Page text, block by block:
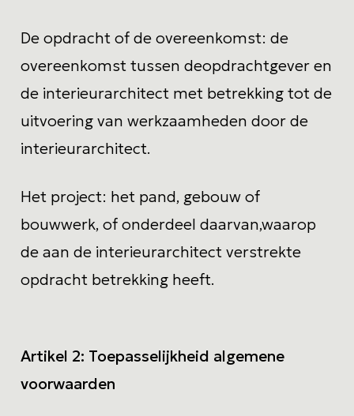
De opdracht of de overeenkomst: de
overeenkomst tussen deopdrachtgever en
de interieurarchitect met betrekking tot de
uitvoering van werkzaamheden door de
interieurarchitect.
Het project: het pand, gebouw of
bouwwerk, of onderdeel daarvan,waarop
de aan de interieurarchitect verstrekte
opdracht betrekking heeft.
Artikel 2: Toepasselijkheid algemene
voorwaarden